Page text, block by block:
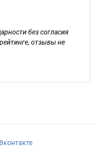
без согласия
отзывы не
Вконтакте